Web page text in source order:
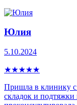
Юлия
5.10.2024
★★★★★
Пришла в клинику с
складок и подтяжки